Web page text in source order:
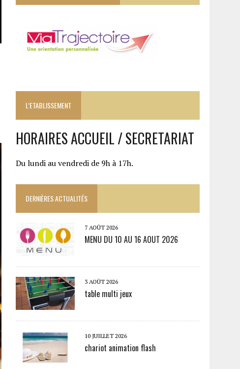
L’ETABLISSEMENT
HORAIRES ACCUEIL / SECRETARIAT
Du lundi au vendredi de 9h à 17h.
DERNIÈRES ACTUALITÉS
7 AOÛT 2026
MENU DU 10 AU 16 AOUT 2026
3 AOÛT 2026
table multi jeux
10 JUILLET 2026
chariot animation flash